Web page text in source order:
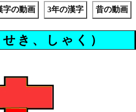
字の動画 3年の漢字 昔の動画
き、しゃく）